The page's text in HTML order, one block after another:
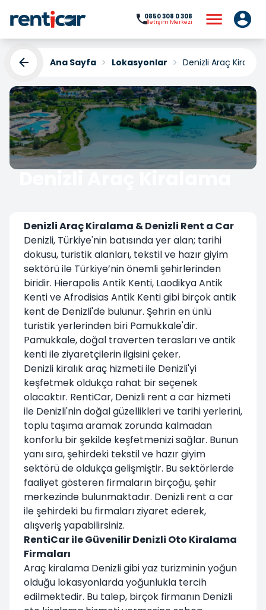
0850 308 0 308
İletişim Merkezi
Ana Sayfa Lokasyonlar Denizli Araç
Denizli Araç Kiralama
Denizli Araç Kiralama & Denizli Rent a Car
Denizli, Türkiye'nin batısında yer alan; tarihi
dokusu, turistik alanları, tekstil ve hazır giyim
sektörü ile Türkiye’nin önemli şehirlerinden
biridir. Hierapolis Antik Kenti, Laodikya Antik
Kenti ve Afrodisias Antik Kenti gibi birçok antik
kent de Denizli'de bulunur. Şehrin en ünlü
turistik yerlerinden biri Pamukkale'dir.
Pamukkale, doğal traverten terasları ve antik
kenti ile ziyaretçilerin ilgisini çeker.
Denizli kiralık araç hizmeti ile Denizli'yi
keşfetmek oldukça rahat bir seçenek
olacaktır. RentiCar, Denizli rent a car hizmeti
ile Denizli'nin doğal güzellikleri ve tarihi yerlerini,
toplu taşıma aramak zorunda kalmadan
konforlu bir şekilde keşfetmenizi sağlar. Bunun
yanı sıra, şehirdeki tekstil ve hazır giyim
sektörü de oldukça gelişmiştir. Bu sektörlerde
faaliyet gösteren firmaların birçoğu, şehir
merkezinde bulunmaktadır. Denizli rent a car
ile şehirdeki bu firmaları ziyaret ederek,
alışveriş yapabilirsiniz.
RentiCar ile Güvenilir Denizli Oto Kiralama
Firmaları
Araç kiralama Denizli gibi yaz turizminin yoğun
olduğu lokasyonlarda yoğunlukla tercih
edilmektedir. Bu talep, birçok firmanın Denizli